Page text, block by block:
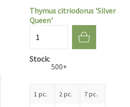
Thymus citriodorus 'Silver
Queen'
Stock
500+
1 pc. 2 pc. 7 pc.